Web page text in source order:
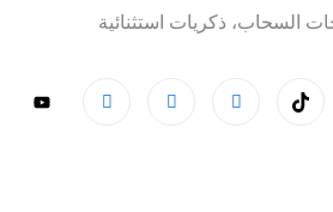
السحاب، ذكريات استثنائية